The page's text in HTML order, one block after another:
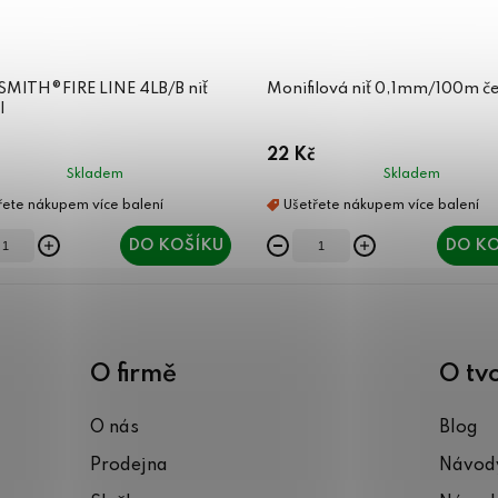
LINE 4LB/B niť
Skladem
DO KOŠÍKU
Monifilová niť 0,1mm/100m
22 Kč
Skladem
DO
O firmě
O nás
Prodejna
O
Blog